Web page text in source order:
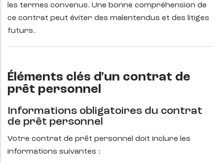
les termes convenus. Une bonne compréhension de
ce contrat peut éviter des malentendus et des litiges
futurs.
Éléments clés d'un contrat de
prêt personnel
Informations obligatoires du contrat
de prêt personnel
Votre contrat de prêt personnel doit inclure les
informations suivantes :